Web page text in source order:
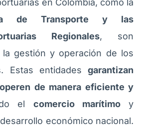
en Colombia, como la
de Transporte y las
Regionales, son
la gestión y operación de los
Estas entidades garantizan
de manera eficiente y
el comercio marítimoy
económico nacional.